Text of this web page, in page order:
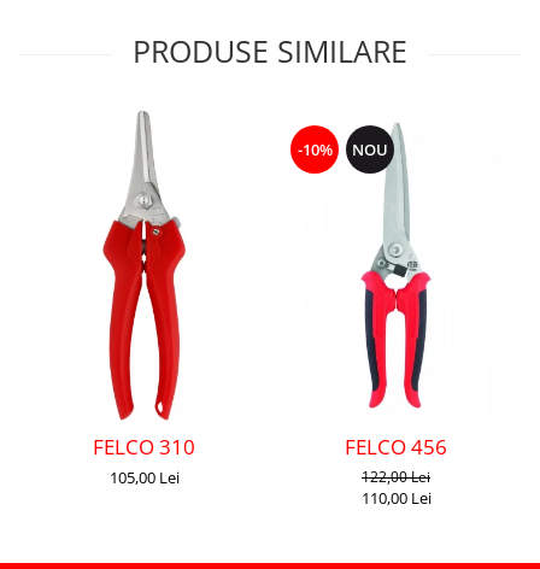
PRODUSE SIMILARE
FELCO 310
105,00 Lei
-10% NOU
FELCO 456
122,00 Lei
110,00 Lei